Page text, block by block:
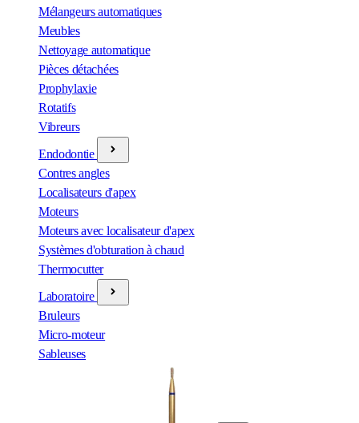
Mélangeurs automatiques
Meubles
Nettoyage automatique
Pièces détachées
Prophylaxie
Rotatifs
Vibreurs
Endodontie
Contres angles
Localisateurs d'apex
Moteurs
Moteurs avec localisateur d'apex
Systèmes d'obturation à chaud
Thermocutter
Laboratoire
Bruleurs
Micro-moteur
Sableuses